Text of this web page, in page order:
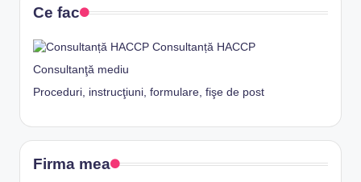
Ce fac
Consultanță HACCP
Consultanţă mediu
Proceduri, instrucţiuni, formulare, fişe de post
Firma mea